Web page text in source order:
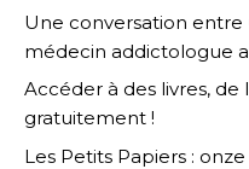
Une conversation
médecin addictologue
Accéder à des livres,
gratuitement !
Les Petits Papiers :